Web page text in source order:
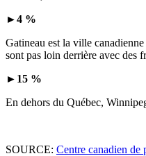
►4 %
Gatineau est la ville
sont pas loin derrière avec des
► 15 %
En dehors du Québec,
SOURCE: Centre canadien de